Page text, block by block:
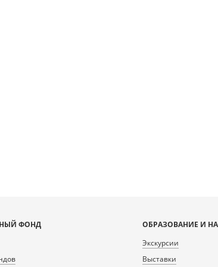
ФОНД
ОБРАЗОВАНИЕ И
Экскурсии
Выставки